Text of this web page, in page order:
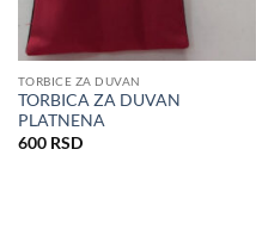
TORBICE ZA DUVAN
TORBICA ZA DUVAN
PLATNENA
600 RSD